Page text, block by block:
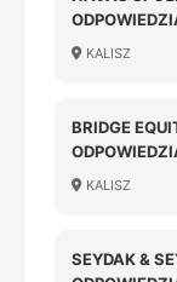
KALISZ
BRIDGE
KALISZ
SEYDAK &